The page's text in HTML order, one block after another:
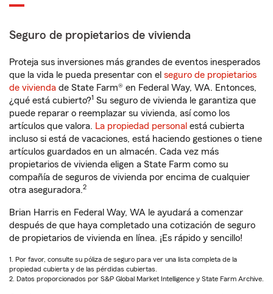
Seguro de propietarios de vivienda
Proteja sus inversiones más grandes de eventos inesperados
que la vida le pueda presentar con el seguro de propietarios
de vivienda de State Farm® en Federal Way, WA. Entonces,
¿qué está cubierto?1 Su seguro de vivienda le garantiza que
puede reparar o reemplazar su vivienda, así como los
artículos que valora. La propiedad personal está cubierta
incluso si está de vacaciones, está haciendo gestiones o tiene
artículos guardados en un almacén. Cada vez más
propietarios de vivienda eligen a State Farm como su
compañía de seguros de vivienda por encima de cualquier
otra aseguradora.2
Brian Harris en Federal Way, WA le ayudará a comenzar
después de que haya completado una cotización de seguro
de propietarios de vivienda en línea. ¡Es rápido y sencillo!
1. Por favor, consulte su póliza de seguro para ver una lista completa de la
propiedad cubierta y de las pérdidas cubiertas.
2. Datos proporcionados por S&P Global Market Intelligence y State Farm Archive.